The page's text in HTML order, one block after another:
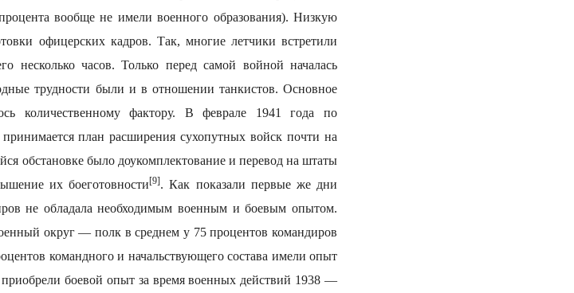
вообще не имели военного образования). Низкую
офицерских кадров. Так, многие летчики встретили
несколько часов. Только перед самой войной началась
трудности были и в отношении танкистов. Основное
количественному фактору. В феврале 1941 года по
план расширения сухопутных войск почти на
обстановке было доукомплектование и перевод на штаты
их боеготовности[9]. Как показали первые же дни
не обладала необходимым военным и боевым опытом.
округ — полк в среднем у 75 процентов командиров
командного и начальствующего состава имели опыт
боевой опыт за время военных действий 1938 —